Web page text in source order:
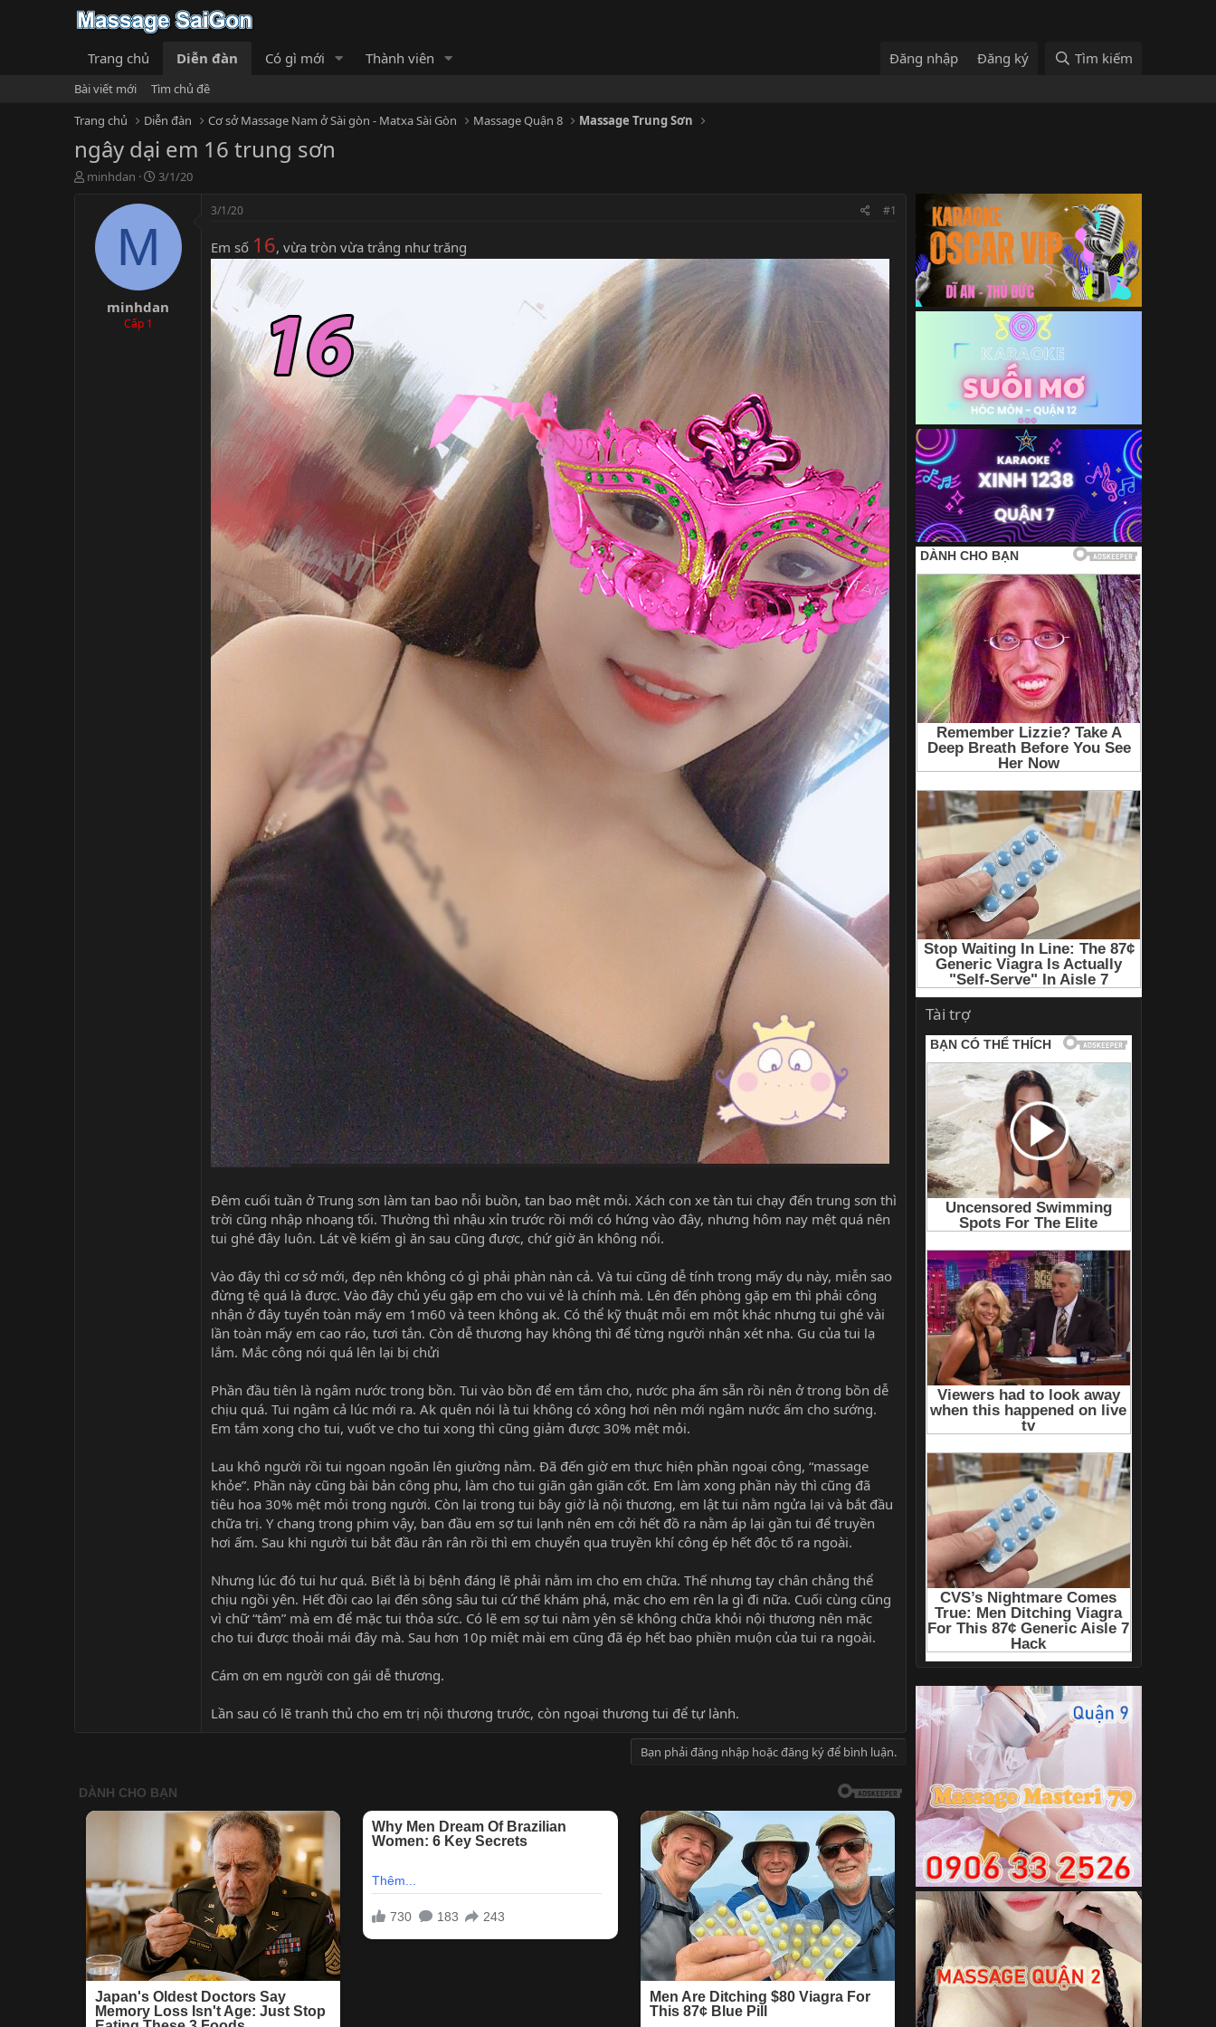
Trang chủ Diễn đàn Có gì mới Thành viên Đăng nhập Đăng ký Tìm kiếm
Bài viết mới
Tìm chủ đề
Trang chủ
Diễn đàn Cơ sở Massage Nam ở Sài gòn - Matxa Sài Gòn Massage Quận 8 Massage Trung Sơn
ngây dại em 16 trung sơn
T
minhdan
N
à
3/1/20
M
minhdan
Cấp 1
3/1/20 #1
Em số 16, vừa tròn vừa trắng như trăng
Đêm cuối tuần ở Trung sơn làm tan bao nỗi buồn, tan bao mệt mỏi. Xách con xe tàn tui chạy đến trung sơn thì
trời cũng nhập nhoạng tối. Thường thì nhậu xỉn trước rồi mới có hứng vào đây, nhưng hôm nay mệt quá nên
tui ghé đây luôn. Lát về kiếm gì ăn sau cũng được, chứ giờ ăn không nổi.
Vào đây thì cơ sở mới, đẹp nên không có gì phải phàn nàn cả. Và tui cũng dễ tính trong mấy dụ này, miễn sao
đừng tệ quá là được. Vào đây chủ yếu gặp em cho vui vẻ là chính mà. Lên đến phòng gặp em thì phải công
nhận ở đây tuyển toàn mấy em 1m60 và teen không ak. Có thể kỹ thuật mỗi em một khác nhưng tui ghé vài
lần toàn mấy em cao ráo, tươi tắn. Còn dễ thương hay không thì để từng người nhận xét nha. Gu của tui lạ
lắm. Mắc công nói quá lên lại bị chửi
Phần đầu tiên là ngâm nước trong bồn. Tui vào bồn để em tắm cho, nước pha ấm sẵn rồi nên ở trong bồn dễ
chịu quá. Tui ngâm cả lúc mới ra. Ak quên nói là tui không có xông hơi nên mới ngâm nước ấm cho sướng.
Em tắm xong cho tui, vuốt ve cho tui xong thì cũng giảm được 30% mệt mỏi.
Lau khô người rồi tui ngoan ngoãn lên giường nằm. Đã đến giờ em thực hiện phần ngoại công, “massage
khỏe”. Phần này cũng bài bản công phu, làm cho tui giãn gân giãn cốt. Em làm xong phần này thì cũng đã
tiêu hoa 30% mệt mỏi trong người. Còn lại trong tui bây giờ là nội thương, em lật tui nằm ngửa lại và bắt đầu
chữa trị. Y chang trong phim vậy, ban đầu em sợ tui lạnh nên em cởi hết đồ ra nằm áp lại gần tui để truyền
hơi ấm. Sau khi người tui bắt đầu rân rân rồi thì em chuyển qua truyền khí công ép hết độc tố ra ngoài.
Nhưng lúc đó tui hư quá. Biết là bị bệnh đáng lẽ phải nằm im cho em chữa. Thế nhưng tay chân chẳng thể
chịu ngồi yên. Hết đồi cao lại đến sông sâu tui cứ thế khám phá, mặc cho em rên la gì đi nữa. Cuối cùng cũng
vì chữ “tâm” mà em để mặc tui thỏa sức. Có lẽ em sợ tui nằm yên sẽ không chữa khỏi nội thương nên mặc
cho tui được thoải mái đây mà. Sau hơn 10p miệt mài em cũng đã ép hết bao phiền muộn của tui ra ngoài.
Cám ơn em người con gái dễ thương.
Lần sau có lẽ tranh thủ cho em trị nội thương trước, còn ngoại thương tui để tự lành.
Bạn phải đăng nhập hoặc đăng ký để bình luận.
Tài trợ